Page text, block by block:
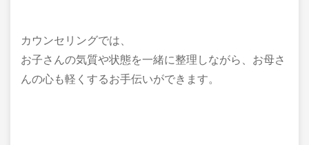
カウンセリングでは、
お子さんの気質や状態を一緒に整理しながら、お母さ
んの心も軽くするお手伝いができます。